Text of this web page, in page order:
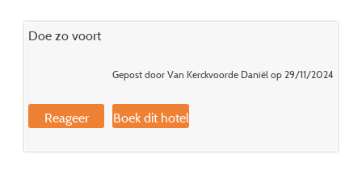
Doe zo voort
Gepost door Van Kerckvoorde Daniël op 29/11/2024
Reageer Boek dit hotel